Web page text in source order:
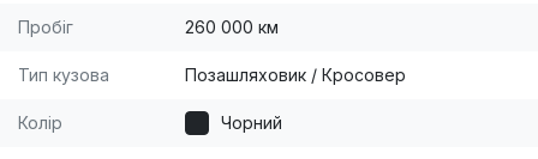
Пробіг 260 000 км
Тип кузова Позашляховик / Кросовер
Колір Чорний